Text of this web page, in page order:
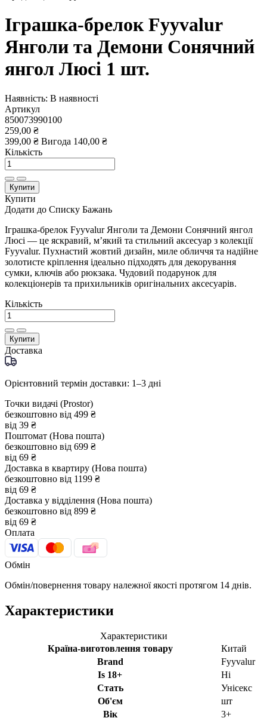
Іграшка-брелок Fyyvalur
Янголи та Демони Сонячний
янгол Люсі 1 шт.
Наявність: В наявності
Артикул
850073990100
259,00 ₴
399,00 ₴ Вигода 140,00 ₴
Кількість
Купити
Купити
Додати до Списку Бажань
Іграшка-брелок Fyyvalur Янголи та Демони Сонячний янгол
Люсі — це яскравий, м’який та стильний аксесуар з колекції
Fyyvalur. Пухнастий жовтий дизайн, миле обличчя та надійне
золотисте кріплення ідеально підходять для декорування
сумки, ключів або рюкзака. Чудовий подарунок для
колекціонерів та прихильників оригінальних аксесуарів.
Кількість
Купити
Доставка
Орієнтовний термін доставки: 1–3 дні
Точки видачі (Prostor)
безкоштовно від 499 ₴
від 39 ₴
Поштомат (Нова пошта)
безкоштовно від 699 ₴
від 69 ₴
Доставка в квартиру (Нова пошта)
безкоштовно від 1199 ₴
від 69 ₴
Доставка у відділення (Нова пошта)
безкоштовно від 899 ₴
від 69 ₴
Оплата
Обмін
Обмін/повернення товару належної якості протягом 14 днів.
Характеристики
Характеристики
Країна-виготовлення товару
Китай
Brand
Fyyvalur
Is 18+
Ні
Стать
Унісекс
Об'єм
шт
Вік
3+